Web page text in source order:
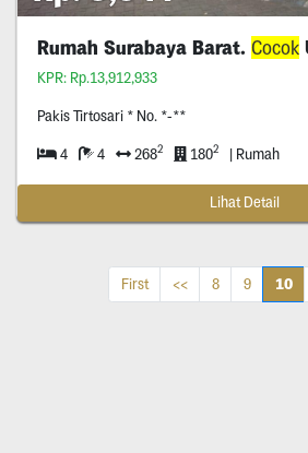
Rumah Surabaya Barat. Cocok
KPR: Rp.13,912,933
Pakis Tirtosari * No. *-**
4 4 2682 1802 | Rumah
Lihat Detail
First << 8 9 10